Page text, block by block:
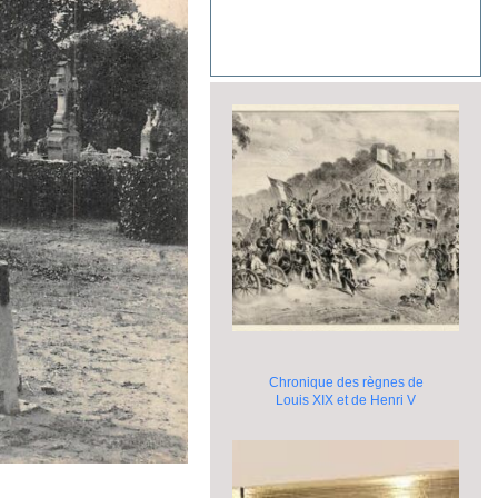
Chronique des règnes de
Louis XIX et de Henri V